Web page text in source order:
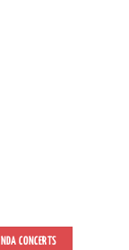
CONCERTS